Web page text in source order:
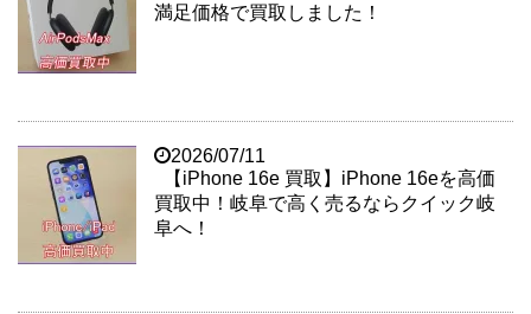
満足価格で買取しました！
2026/07/11
【iPhone 16e 買取】iPhone 16eを高価
買取中！岐阜で高く売るならクイック岐
阜へ！